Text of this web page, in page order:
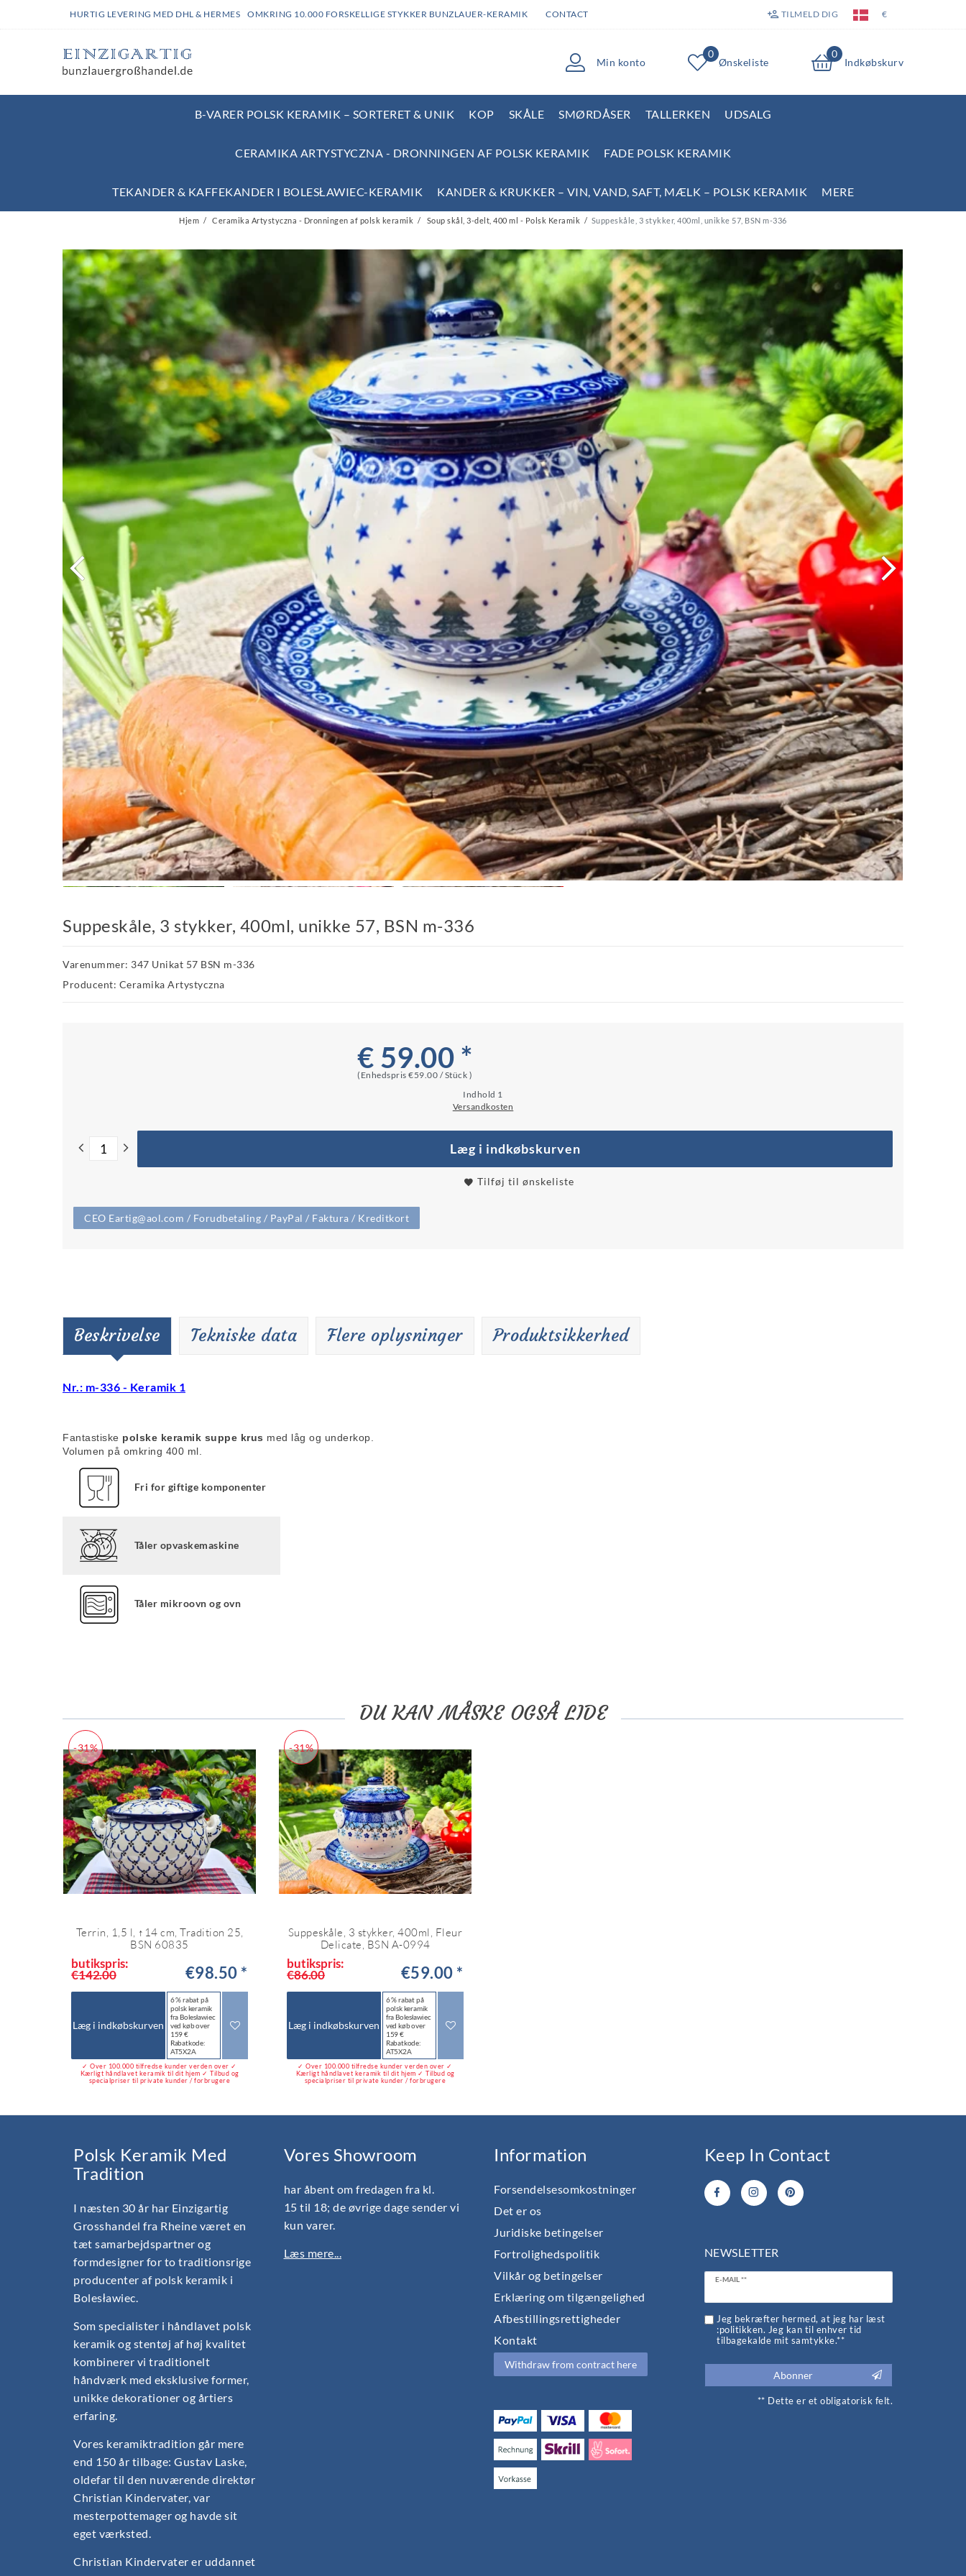
HURTIG LEVERING MED DHL & HERMES OMKRING 10.000 FORSKELLIGE STYKKER BUNZLAUER-KERAMIK CONTACT TILMELD DIG €
Min konto
0
Ønskeliste
0
Indkøbskurv
B-VARER POLSK KERAMIK – SORTERET & UNIK KOP SKÅLE SMØRDÅSER TALLERKEN UDSALG
CERAMIKA ARTYSTYCZNA - DRONNINGEN AF POLSK KERAMIK FADE POLSK KERAMIK
TEKANDER & KAFFEKANDER I BOLESŁAWIEC-KERAMIK KANDER & KRUKKER – VIN, VAND, SAFT, MÆLK – POLSK KERAMIK MERE
Hjem Ceramika Artystyczna - Dronningen af polsk keramik Soup skål, 3-delt, 400 ml - Polsk Keramik Suppeskåle, 3 stykker, 400ml, unikke 57, BSN m-336
Suppeskåle, 3 stykker, 400ml, unikke 57, BSN m-336
Varenummer: 347 Unikat 57 BSN m-336
Producent: Ceramika Artystyczna
€ 59.00 *
(Enhedspris €59.00 / Stück )
Indhold 1
Versandkosten
Læg i indkøbskurven
Tilføj til ønskeliste
CEO Eartig@aol.com / Forudbetaling / PayPal / Faktura / Kreditkort
Beskrivelse Tekniske data Flere oplysninger Produktsikkerhed
Nr.: m-336 - Keramik 1
Fantastiske polske keramik suppe krus med låg og underkop.
Volumen på omkring 400 ml.
Fri for giftige komponenter
Tåler opvaskemaskine
Tåler mikroovn og ovn
DU KAN MÅSKE OGSÅ LIDE
-31%
Terrin, 1,5 l, ↑14 cm, Tradition 25,
BSN 60835
butikspris:
€142.00 €98.50 *
Læg i indkøbskurven
6 % rabat på
polsk keramik
fra Bolesławiec
ved køb over
159 €
Rabatkode:
AT5X2A
✓ Over 100.000 tilfredse kunder verden over ✓
Kærligt håndlavet keramik til dit hjem ✓ Tilbud og
specialpriser til private kunder / forbrugere
-31%
Suppeskåle, 3 stykker, 400ml, Fleur
Delicate, BSN A-0994
butikspris:
€86.00 €59.00 *
Læg i indkøbskurven
6 % rabat på
polsk keramik
fra Bolesławiec
ved køb over
159 €
Rabatkode:
AT5X2A
✓ Over 100.000 tilfredse kunder verden over ✓
Kærligt håndlavet keramik til dit hjem ✓ Tilbud og
specialpriser til private kunder / forbrugere
Polsk Keramik Med
Tradition
I næsten 30 år har Einzigartig
Grosshandel fra Rheine været en
tæt samarbejdspartner og
formdesigner for to traditionsrige
producenter af polsk keramik i
Bolesławiec.
Som specialister i håndlavet polsk
keramik og stentøj af høj kvalitet
kombinerer vi traditionelt
håndværk med eksklusive former,
unikke dekorationer og årtiers
erfaring.
Vores keramiktradition går mere
end 150 år tilbage: Gustav Laske,
oldefar til den nuværende direktør
Christian Kindervater, var
mesterpottemager og havde sit
eget værksted.
Christian Kindervater er uddannet
Vores Showroom
har åbent om fredagen fra kl.
15 til 18; de øvrige dage sender vi
kun varer.
Læs mere...
Information
Forsendelsesomkostninger
Det er os
Juridiske betingelser
Fortrolighedspolitik
Vilkår og betingelser
Erklæring om tilgængelighed
Afbestillingsrettigheder
Kontakt
Withdraw from contract here
Keep In Contact
NEWSLETTER
E-MAIL **
Ceres::Template.newsletterHoneypotLabel
Jeg bekræfter hermed, at jeg har læst
:politikken. Jeg kan til enhver tid
tilbagekalde mit samtykke.**
Abonner
** Dette er et obligatorisk felt.